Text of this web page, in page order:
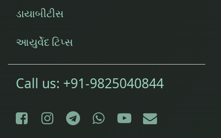
ડાયાબીટીસ
આયુર્વેદ ટિપ્સ
Call us: +91-9825040844
Facebook
Instagram
Telegram
WhatsApp
YouTube
E-mail